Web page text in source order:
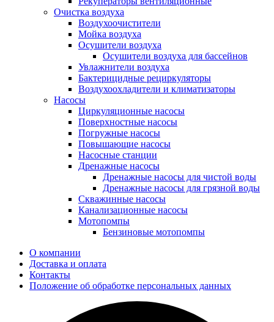
Очистка воздуха
Воздухоочистители
Мойка воздуха
Осушители воздуха
Осушители воздуха для бассейнов
Увлажнители воздуха
Бактерицидные рециркуляторы
Воздухоохладители и климатизаторы
Насосы
Циркуляционные насосы
Поверхностные насосы
Погружные насосы
Повышающие насосы
Насосные станции
Дренажные насосы
Дренажные насосы для чистой воды
Дренажные насосы для грязной воды
Скважинные насосы
Канализационные насосы
Мотопомпы
Бензиновые мотопомпы
О компании
Доставка и оплата
Контакты
Положение об обработке персональных данных